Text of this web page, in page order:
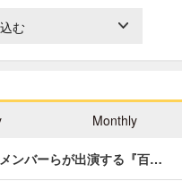
む
Monthly
ンバーらが出演する『百…